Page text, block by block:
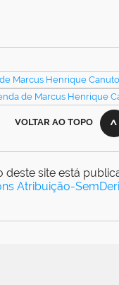
Marcus Henrique
de Marcus Henrique
VOLTAR AO TOPO
deste site está
Atribuição-